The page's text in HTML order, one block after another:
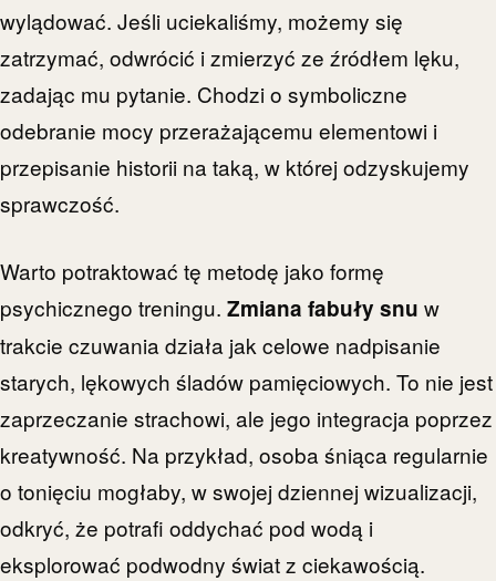
wylądować. Jeśli uciekaliśmy, możemy się
zatrzymać, odwrócić i zmierzyć ze źródłem lęku,
zadając mu pytanie. Chodzi o symboliczne
odebranie mocy przerażającemu elementowi i
przepisanie historii na taką, w której odzyskujemy
sprawczość.
Warto potraktować tę metodę jako formę
psychicznego treningu. Zmiana fabuły snu w
trakcie czuwania działa jak celowe nadpisanie
starych, lękowych śladów pamięciowych. To nie jest
zaprzeczanie strachowi, ale jego integracja poprzez
kreatywność. Na przykład, osoba śniąca regularnie
o tonięciu mogłaby, w swojej dziennej wizualizacji,
odkryć, że potrafi oddychać pod wodą i
eksplorować podwodny świat z ciekawością.